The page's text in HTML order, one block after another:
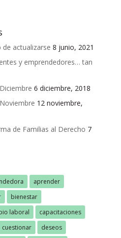
actualizarse 8 junio, 2021
y emprendedores… tan
6 diciembre, 2018
12 noviembre,
de Familias al Derecho 7
aprender
bienestar
laboral
capacitaciones
cuestionar
deseos